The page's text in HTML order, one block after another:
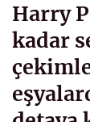
Harry
kadar